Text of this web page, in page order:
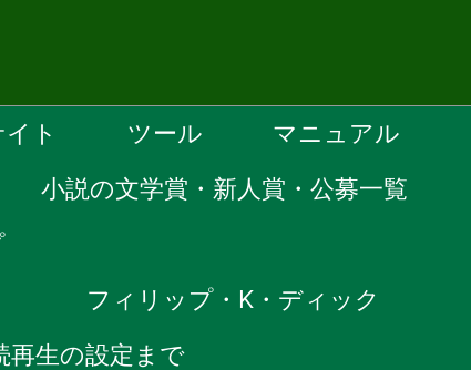
ト ツール
マニュアル
小説の文学賞・新人賞・公募一覧
フィリップ・K・ディック
再生の設定まで